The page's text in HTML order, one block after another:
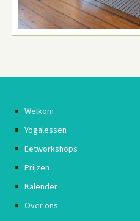
Welkom
Yogalessen
Eetworkshops
Prijzen
Kalender
Over ons